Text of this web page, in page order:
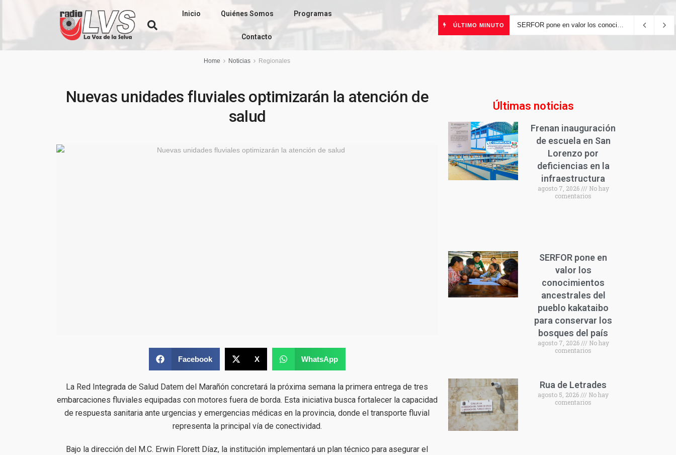
Inicio Quiénes Somos Programas
Contacto
ÚLTIMO MINUTO SERFOR pone en valor los conocimientos ancestrales del pueblo kakataibo para conservar los bosques del país
Home Noticias Regionales
Nuevas unidades fluviales optimizarán la atención de
salud
Facebook X WhatsApp
La Red Integrada de Salud Datem del Marañón concretará la próxima semana la primera entrega de tres
embarcaciones fluviales equipadas con motores fuera de borda. Esta iniciativa busca fortalecer la capacidad
de respuesta sanitaria ante urgencias y emergencias médicas en la provincia, donde el transporte fluvial
representa la principal vía de conectividad.
Bajo la dirección del M.C. Erwin Florett Díaz, la institución implementará un plan técnico para asegurar el
Últimas noticias
Frenan inauguración
de escuela en San
Lorenzo por
deficiencias en la
infraestructura
agosto 7, 2026
No hay
comentarios
SERFOR pone en
valor los
conocimientos
ancestrales del
pueblo kakataibo
para conservar los
bosques del país
agosto 7, 2026
No hay
comentarios
Rua de Letrades
agosto 5, 2026
No hay
comentarios